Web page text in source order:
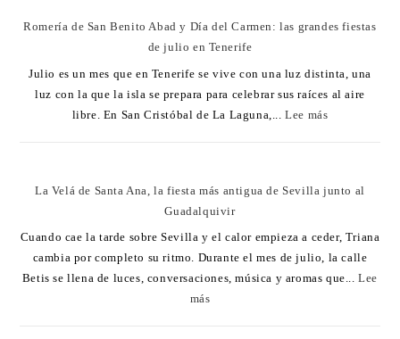
Romería de San Benito Abad y Día del Carmen: las grandes fiestas
de julio en Tenerife
Julio es un mes que en Tenerife se vive con una luz distinta, una
luz con la que la isla se prepara para celebrar sus raíces al aire
libre. En San Cristóbal de La Laguna,...Lee más
La Velá de Santa Ana, la fiesta más antigua de Sevilla junto al
Guadalquivir
Cuando cae la tarde sobre Sevilla y el calor empieza a ceder, Triana
cambia por completo su ritmo. Durante el mes de julio, la calle
Betis se llena de luces, conversaciones, música y aromas que...Lee
más